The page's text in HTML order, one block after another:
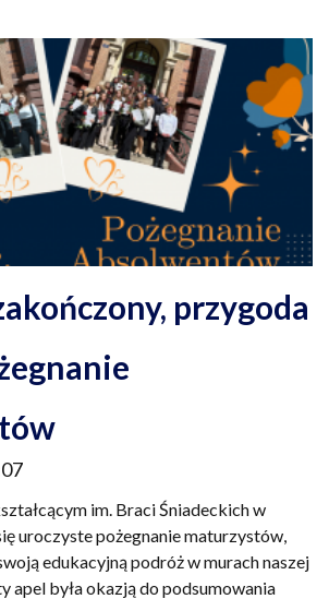
przygoda
im. Braci Śniadeckich w
uroczyste pożegnanie maturzystów,
edukacyjną podróż w murach naszej
apel była okazją do podsumowania